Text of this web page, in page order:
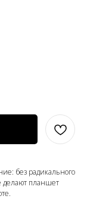
без радикального
делают планшет